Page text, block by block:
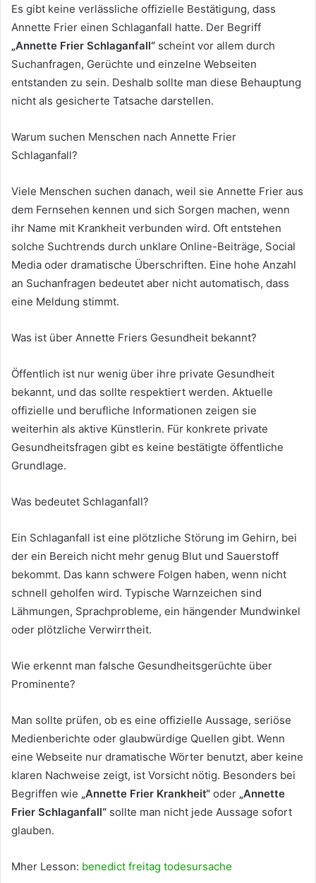
Es gibt keine verlässliche offizielle Bestätigung, dass
Annette Frier einen Schlaganfall hatte. Der Begriff
„Annette Frier Schlaganfall“ scheint vor allem durch
Suchanfragen, Gerüchte und einzelne Webseiten
entstanden zu sein. Deshalb sollte man diese Behauptung
nicht als gesicherte Tatsache darstellen.
Warum suchen Menschen nach Annette Frier
Schlaganfall?
Viele Menschen suchen danach, weil sie Annette Frier aus
dem Fernsehen kennen und sich Sorgen machen, wenn
ihr Name mit Krankheit verbunden wird. Oft entstehen
solche Suchtrends durch unklare Online-Beiträge, Social
Media oder dramatische Überschriften. Eine hohe Anzahl
an Suchanfragen bedeutet aber nicht automatisch, dass
eine Meldung stimmt.
Was ist über Annette Friers Gesundheit bekannt?
Öffentlich ist nur wenig über ihre private Gesundheit
bekannt, und das sollte respektiert werden. Aktuelle
offizielle und berufliche Informationen zeigen sie
weiterhin als aktive Künstlerin. Für konkrete private
Gesundheitsfragen gibt es keine bestätigte öffentliche
Grundlage.
Was bedeutet Schlaganfall?
Ein Schlaganfall ist eine plötzliche Störung im Gehirn, bei
der ein Bereich nicht mehr genug Blut und Sauerstoff
bekommt. Das kann schwere Folgen haben, wenn nicht
schnell geholfen wird. Typische Warnzeichen sind
Lähmungen, Sprachprobleme, ein hängender Mundwinkel
oder plötzliche Verwirrtheit.
Wie erkennt man falsche Gesundheitsgerüchte über
Prominente?
Man sollte prüfen, ob es eine offizielle Aussage, seriöse
Medienberichte oder glaubwürdige Quellen gibt. Wenn
eine Webseite nur dramatische Wörter benutzt, aber keine
klaren Nachweise zeigt, ist Vorsicht nötig. Besonders bei
Begriffen wie „Annette Frier Krankheit“ oder „Annette
Frier Schlaganfall“ sollte man nicht jede Aussage sofort
glauben.
Mher Lesson: benedict freitag todesursache